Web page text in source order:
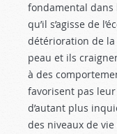
fondamental dans
qu’il s’agisse de
détérioration de
peau et ils
à des
favorisent pas
d’autant plus
des niveaux de